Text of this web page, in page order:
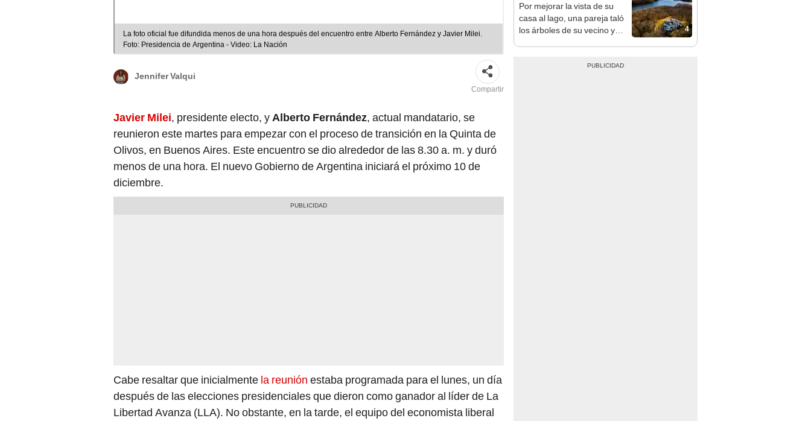
La foto oficial fue difundida menos de una hora después del encuentro entre Alberto Fernández y Javier Milei.
Foto: Presidencia de Argentina - Video: La Nación
Jennifer Valqui
Compartir
Javier Milei, presidente electo, y Alberto Fernández, actual mandatario, se
reunieron este martes para empezar con el proceso de transición en la Quinta de
Olivos, en Buenos Aires. Este encuentro se dio alrededor de las 8.30 a. m. y duró
menos de una hora. El nuevo Gobierno de Argentina iniciará el próximo 10 de
diciembre.
Cabe resaltar que inicialmente la reunión estaba programada para el lunes, un día
después de las elecciones presidenciales que dieron como ganador al líder de La
Libertad Avanza (LLA). No obstante, en la tarde, el equipo del economista liberal
convirtiendo el desierto en un
paisaje con más vida
4
Por mejorar la vista de su
casa al lago, una pareja taló
los árboles de su vecino y